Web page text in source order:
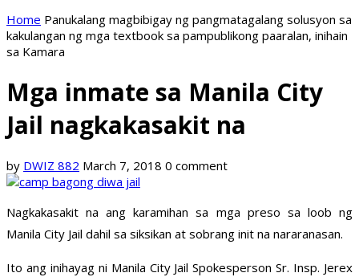
Home Panukalang magbibigay ng pangmatagalang solusyon sa
kakulangan ng mga textbook sa pampublikong paaralan, inihain
sa Kamara
Mga inmate sa Manila City
Jail nagkakasakit na
by DWIZ 882 March 7, 2018 0 comment
Nagkakasakit na ang karamihan sa mga preso sa loob ng
Manila City Jail dahil sa siksikan at sobrang init na nararanasan.
Ito ang inihayag ni Manila City Jail Spokesperson Sr. Insp. Jerex